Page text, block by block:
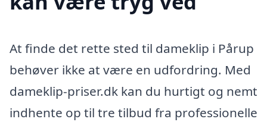
At finde det rette sted til dameklip i Pårup
behøver ikke at være en udfordring. Med
dameklip-priser.dk kan du hurtigt og nemt
indhente op til tre tilbud fra professionelle